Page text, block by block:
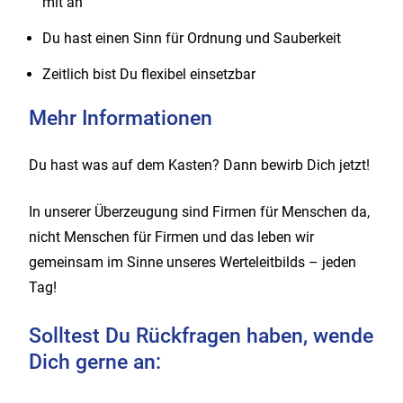
Du hast einen Sinn für Ordnung und Sauberkeit
Zeitlich bist Du flexibel einsetzbar
Mehr Informationen
Du hast was auf dem Kasten? Dann bewirb Dich jetzt!
In unserer Überzeugung sind Firmen für Menschen da,
nicht Menschen für Firmen und das leben wir
gemeinsam im Sinne unseres Werteleitbilds – jeden
Tag!
Solltest Du Rückfragen haben, wende
Dich gerne an: